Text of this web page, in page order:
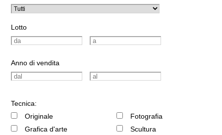
Lotto
Anno di vendita
Tecnica:
Originale
Grafica d'arte
Fotografia
Scultura